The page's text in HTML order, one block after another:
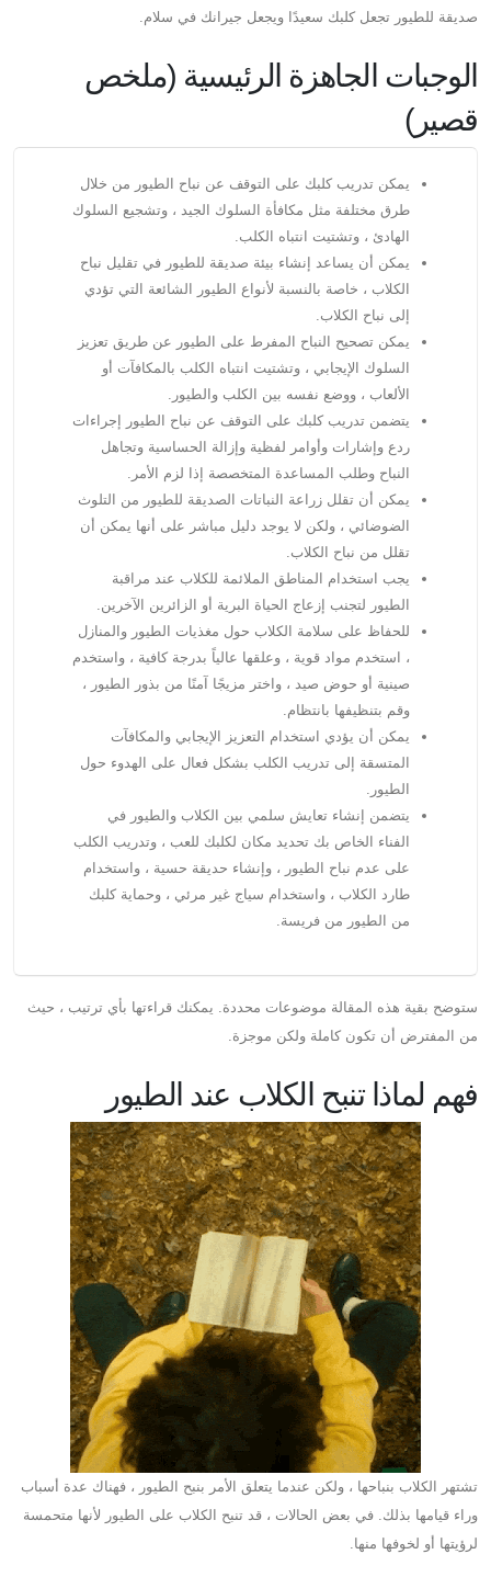
صديقة للطيور تجعل كلبك سعيدًا ويجعل جيرانك في سلام.
الوجبات الجاهزة الرئيسية (ملخص
قصير)
يمكن تدريب كلبك على التوقف عن نباح الطيور من خلال
طرق مختلفة مثل مكافأة السلوك الجيد ، وتشجيع السلوك
الهادئ ، وتشتيت انتباه الكلب.
يمكن أن يساعد إنشاء بيئة صديقة للطيور في تقليل نباح
الكلاب ، خاصة بالنسبة لأنواع الطيور الشائعة التي تؤدي
إلى نباح الكلاب.
يمكن تصحيح النباح المفرط على الطيور عن طريق تعزيز
السلوك الإيجابي ، وتشتيت انتباه الكلب بالمكافآت أو
الألعاب ، ووضع نفسه بين الكلب والطيور.
يتضمن تدريب كلبك على التوقف عن نباح الطيور إجراءات
ردع وإشارات وأوامر لفظية وإزالة الحساسية وتجاهل
النباح وطلب المساعدة المتخصصة إذا لزم الأمر.
يمكن أن تقلل زراعة النباتات الصديقة للطيور من التلوث
الضوضائي ، ولكن لا يوجد دليل مباشر على أنها يمكن أن
تقلل من نباح الكلاب.
يجب استخدام المناطق الملائمة للكلاب عند مراقبة
الطيور لتجنب إزعاج الحياة البرية أو الزائرين الآخرين.
للحفاظ على سلامة الكلاب حول مغذيات الطيور والمنازل
، استخدم مواد قوية ، وعلقها عالياً بدرجة كافية ، واستخدم
صينية أو حوض صيد ، واختر مزيجًا آمنًا من بذور الطيور ،
وقم بتنظيفها بانتظام.
يمكن أن يؤدي استخدام التعزيز الإيجابي والمكافآت
المتسقة إلى تدريب الكلب بشكل فعال على الهدوء حول
الطيور.
يتضمن إنشاء تعايش سلمي بين الكلاب والطيور في
الفناء الخاص بك تحديد مكان لكلبك للعب ، وتدريب الكلب
على عدم نباح الطيور ، وإنشاء حديقة حسية ، واستخدام
طارد الكلاب ، واستخدام سياج غير مرئي ، وحماية كلبك
من الطيور من فريسة.
ستوضح بقية هذه المقالة موضوعات محددة. يمكنك قراءتها بأي ترتيب ، حيث
من المفترض أن تكون كاملة ولكن موجزة.
فهم لماذا تنبح الكلاب عند الطيور
تشتهر الكلاب بنباحها ، ولكن عندما يتعلق الأمر بنبح الطيور ، فهناك عدة أسباب
وراء قيامها بذلك. في بعض الحالات ، قد تنبح الكلاب على الطيور لأنها متحمسة
لرؤيتها أو لخوفها منها.